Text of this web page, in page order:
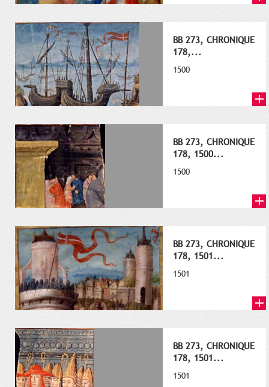
BB 273, CHRONIQUE
178,...
1500
BB 273, CHRONIQUE
178, 1500...
1500
BB 273, CHRONIQUE
178, 1501...
1501
BB 273, CHRONIQUE
178, 1501...
1501